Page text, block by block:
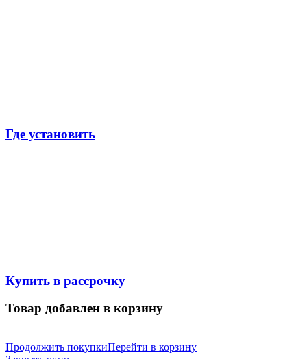
Где установить
Купить в рассрочку
Товар добавлен в корзину
Продолжить покупкиПерейти в корзину